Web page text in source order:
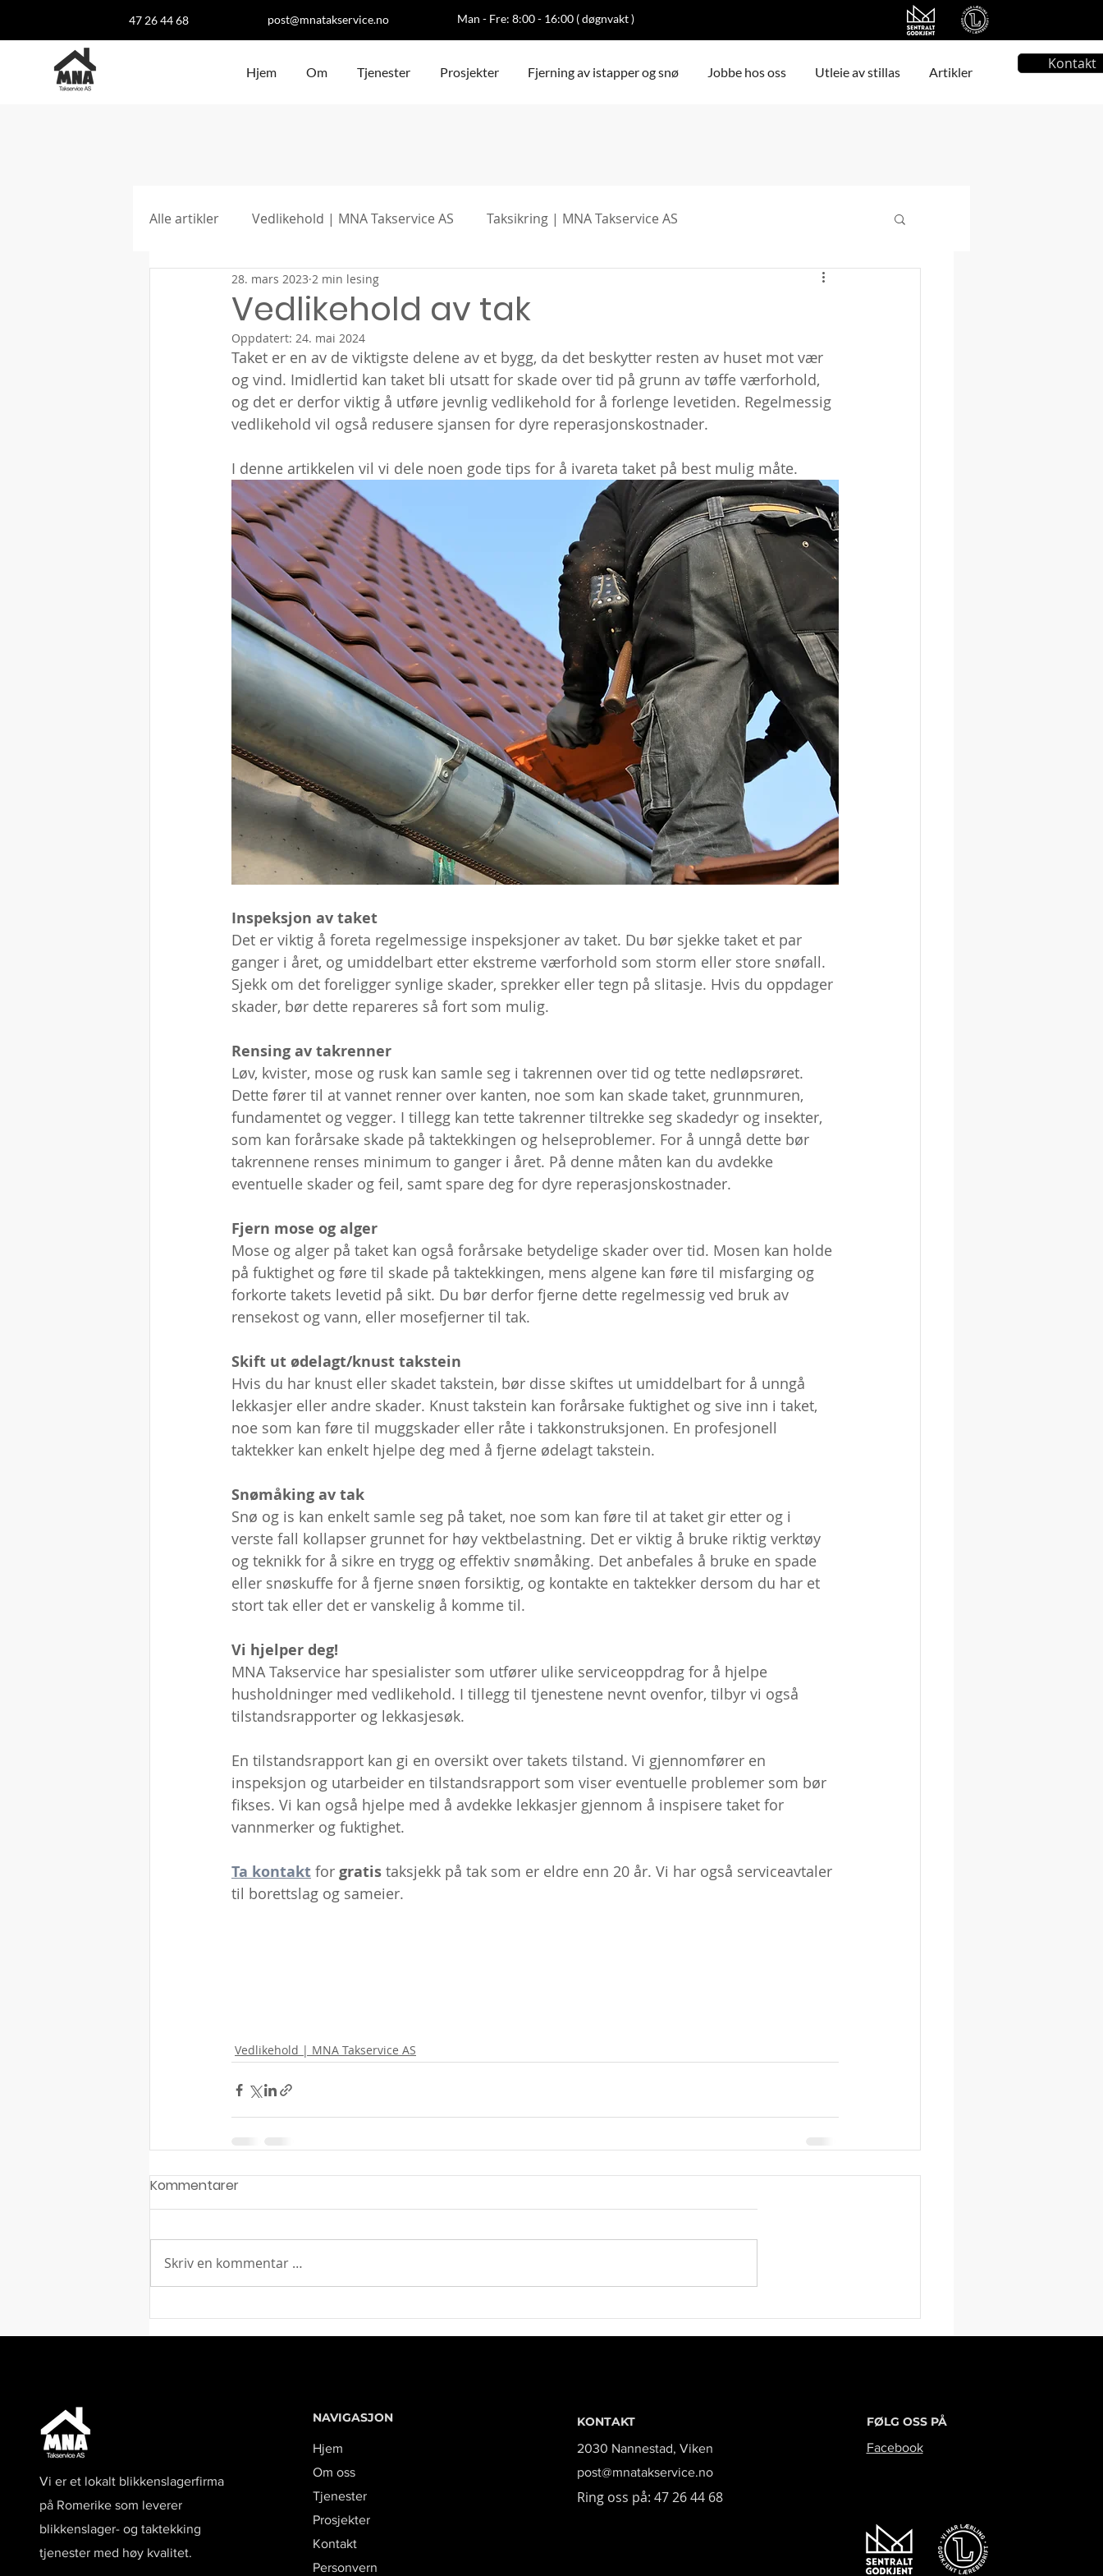
47 26 44 68 post@mnatakservice.no Man - Fre: 8:00 - 16:00 ( døgnvakt )
Hjem Om Tjenester Prosjekter Fjerning av istapper og snø Jobbe hos oss Utleie av stillas Artikler Kontakt
Alle artikler Vedlikehold | MNA Takservice AS Taksikring | MNA Takservice AS
Vedlikehold av tak
28. mars 2023 2 min lesing
Oppdatert: 24. mai 2024
Taket er en av de viktigste delene av et bygg, da det beskytter resten av huset mot vær
og vind. Imidlertid kan taket bli utsatt for skade over tid på grunn av tøffe værforhold,
og det er derfor viktig å utføre jevnlig vedlikehold for å forlenge levetiden. Regelmessig
vedlikehold vil også redusere sjansen for dyre reperasjonskostnader.
I denne artikkelen vil vi dele noen gode tips for å ivareta taket på best mulig måte.
Inspeksjon av taket
Det er viktig å foreta regelmessige inspeksjoner av taket. Du bør sjekke taket et par
ganger i året, og umiddelbart etter ekstreme værforhold som storm eller store snøfall.
Sjekk om det foreligger synlige skader, sprekker eller tegn på slitasje. Hvis du oppdager
skader, bør dette repareres så fort som mulig.
Rensing av takrenner
Løv, kvister, mose og rusk kan samle seg i takrennen over tid og tette nedløpsrøret.
Dette fører til at vannet renner over kanten, noe som kan skade taket, grunnmuren,
fundamentet og vegger. I tillegg kan tette takrenner tiltrekke seg skadedyr og insekter,
som kan forårsake skade på taktekkingen og helseproblemer. For å unngå dette bør
takrennene renses minimum to ganger i året. På denne måten kan du avdekke
eventuelle skader og feil, samt spare deg for dyre reperasjonskostnader.
Fjern mose og alger
Mose og alger på taket kan også forårsake betydelige skader over tid. Mosen kan holde
på fuktighet og føre til skade på taktekkingen, mens algene kan føre til misfarging og
forkorte takets levetid på sikt. Du bør derfor fjerne dette regelmessig ved bruk av
rensekost og vann, eller mosefjerner til tak.
Skift ut ødelagt/knust takstein
Hvis du har knust eller skadet takstein, bør disse skiftes ut umiddelbart for å unngå
lekkasjer eller andre skader. Knust takstein kan forårsake fuktighet og sive inn i taket,
noe som kan føre til muggskader eller råte i takkonstruksjonen. En profesjonell
taktekker kan enkelt hjelpe deg med å fjerne ødelagt takstein.
Snømåking av tak
Snø og is kan enkelt samle seg på taket, noe som kan føre til at taket gir etter og i
verste fall kollapser grunnet for høy vektbelastning. Det er viktig å bruke riktig verktøy
og teknikk for å sikre en trygg og effektiv snømåking. Det anbefales å bruke en spade
eller snøskuffe for å fjerne snøen forsiktig, og kontakte en taktekker dersom du har et
stort tak eller det er vanskelig å komme til.
Vi hjelper deg!
MNA Takservice har spesialister som utfører ulike serviceoppdrag for å hjelpe
husholdninger med vedlikehold. I tillegg til tjenestene nevnt ovenfor, tilbyr vi også
tilstandsrapporter og lekkasjesøk.
En tilstandsrapport kan gi en oversikt over takets tilstand. Vi gjennomfører en
inspeksjon og utarbeider en tilstandsrapport som viser eventuelle problemer som bør
fikses. Vi kan også hjelpe med å avdekke lekkasjer gjennom å inspisere taket for
vannmerker og fuktighet.
Ta kontakt for gratis taksjekk på tak som er eldre enn 20 år. Vi har også serviceavtaler
til borettslag og sameier.
Vedlikehold | MNA Takservice AS
Kommentarer
Skriv en kommentar …
Vi er et lokalt blikkenslagerfirma
på Romerike som leverer
blikkenslager- og taktekking
tjenester med høy kvalitet.
NAVIGASJON
Hjem
Om oss
Tjenester
Prosjekter
Kontakt
Personvern
KONTAKT
2030 Nannestad, Viken
post@mnatakservice.no
Ring oss på: 47 26 44 68
FØLG OSS PÅ
Facebook